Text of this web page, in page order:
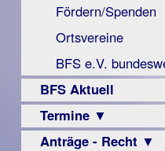
Instagram-
Links
Fördern/Spenden
Ortsvereine
BFS e.V.
BFS Aktuell
Termine ▼
Anträge - Recht ▼